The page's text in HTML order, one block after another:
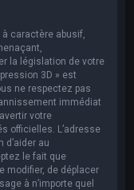
caractère abusif,
la législation de votre
3D » est
ne respectez pas
immédiat
votre
officielles. L’adresse
au
le fait que
modifier, de déplacer
à n’importe quel